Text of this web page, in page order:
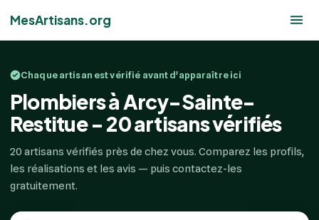
MesArtisans.org
Chaque artisan est vérifié avant d'apparaître ici
Plombiers à Arcy-Sainte-
Restitue - 20 artisans vérifiés
20 artisans vérifiés près de chez vous. Comparez les profils,
les réalisations et les avis — puis contactez-les
gratuitement.